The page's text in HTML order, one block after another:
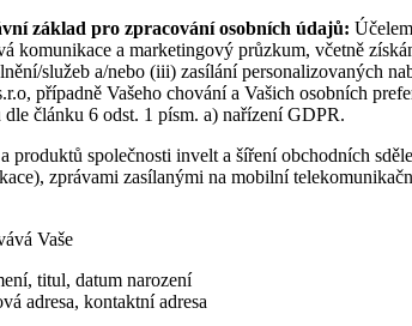
základ pro zpracováníosobních údajů:
komunikace a marketingový průzkum, včetně
služeb a/nebo (iii) zasílání personalizovaných
případně Vašeho chování a Vašich osobních
článku 6 odst. 1 písm. a) nařízení GDPR.
produktů společnosti invelt a šíření obchodních
zprávami zasílanými na mobilní
Vaše
titul, datum narození
adresa, kontaktní adresa